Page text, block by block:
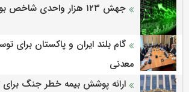
جهش ۱۲۳ هزار واحدی شاخص بورس
گام بلند ایران و پاکستان برای
معدنی
ارائه پوشش بیمه خطر جنگ برای